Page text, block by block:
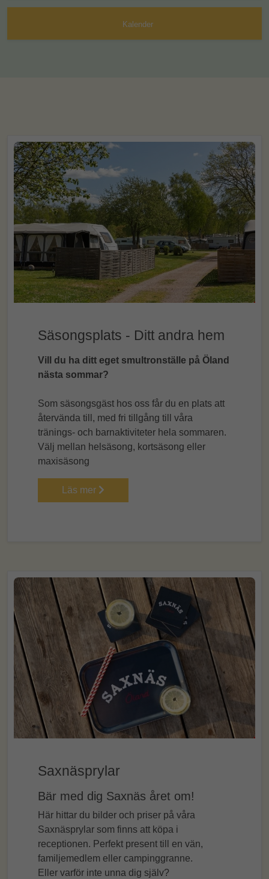
Kalender
Säsongsplats - Ditt andra hem
Vill du ha ditt eget smultronställe på Öland
nästa sommar?
Som säsongsgäst hos oss får du en plats att
återvända till, med fri tillgång till våra
tränings- och barnaktiviteter hela sommaren.
Välj mellan helsäsong, kortsäsong eller
maxisäsong
Läs mer
Saxnäsprylar
Bär med dig Saxnäs året om!
Här hittar du bilder och priser på våra
Saxnäsprylar som finns att köpa i
receptionen. Perfekt present till en vän,
familjemedlem eller campinggranne.
Eller varför inte unna dig själv?